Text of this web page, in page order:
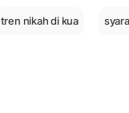
tren nikah di kua